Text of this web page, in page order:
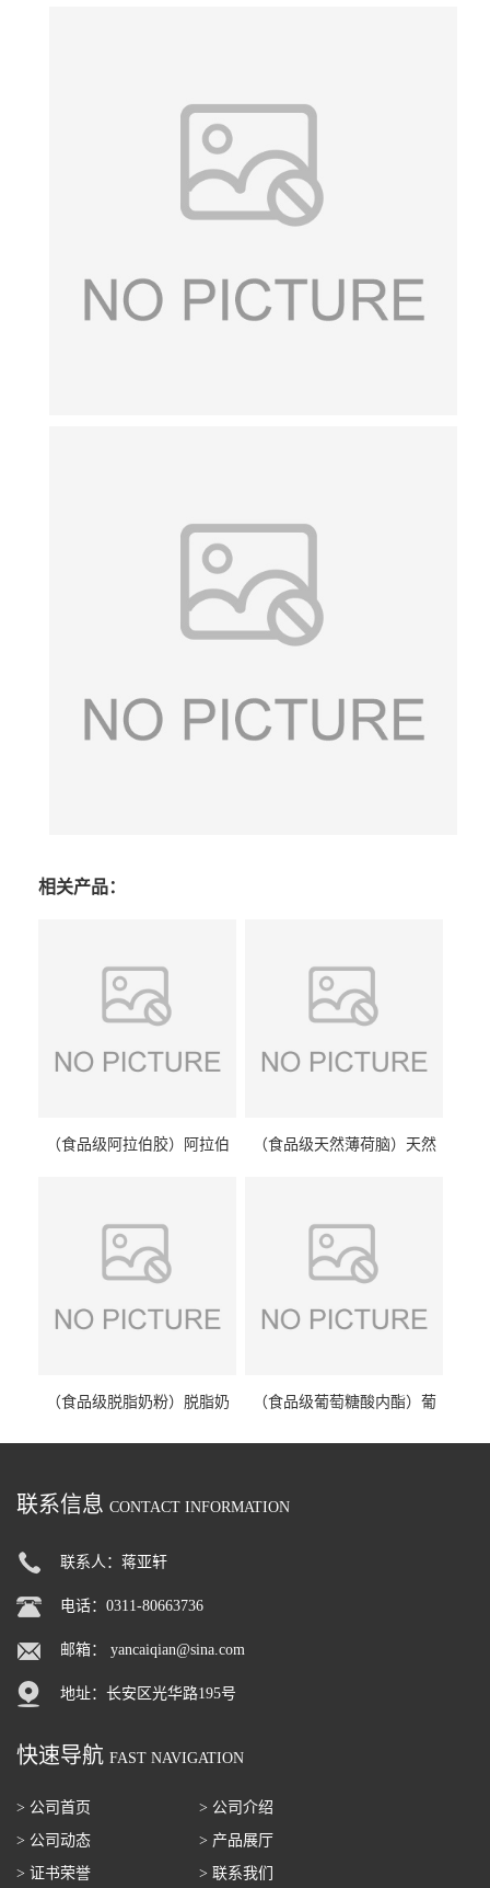
相关产品：
（食品级阿拉伯胶）阿拉伯
（食品级天然薄荷脑）天然
（食品级脱脂奶粉）脱脂奶
（食品级葡萄糖酸内酯）葡
联系信息 CONTACT INFORMATION
联系人：蒋亚轩
电话：0311-80663736
邮箱： yancaiqian@sina.com
地址：长安区光华路195号
快速导航 FAST NAVIGATION
> 公司首页
> 公司介绍
> 公司动态
> 产品展厅
> 证书荣誉
> 联系我们